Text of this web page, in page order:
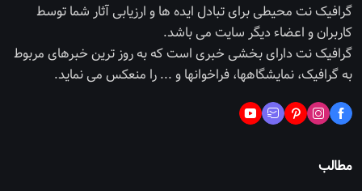
گرافیک نت محیطی برای تبادل ایده ها و ارزیابی آثار شما توسط
کاربران و اعضاء دیگر سایت می باشد.
گرافیک نت دارای بخشی خبری است که به روز ترین خبرهای مربوط
به گرافیک، نمایشگاهها، فراخوانها و ... را منعکس می نماید.
مطالب